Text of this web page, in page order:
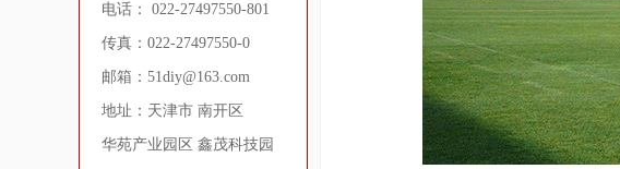
电话： 022-27497550-801
传真：022-27497550-0
邮箱：51diy@163.com
地址：天津市 南开区
华苑产业园区 鑫茂科技园